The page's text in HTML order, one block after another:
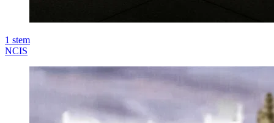
1 stem
NCIS